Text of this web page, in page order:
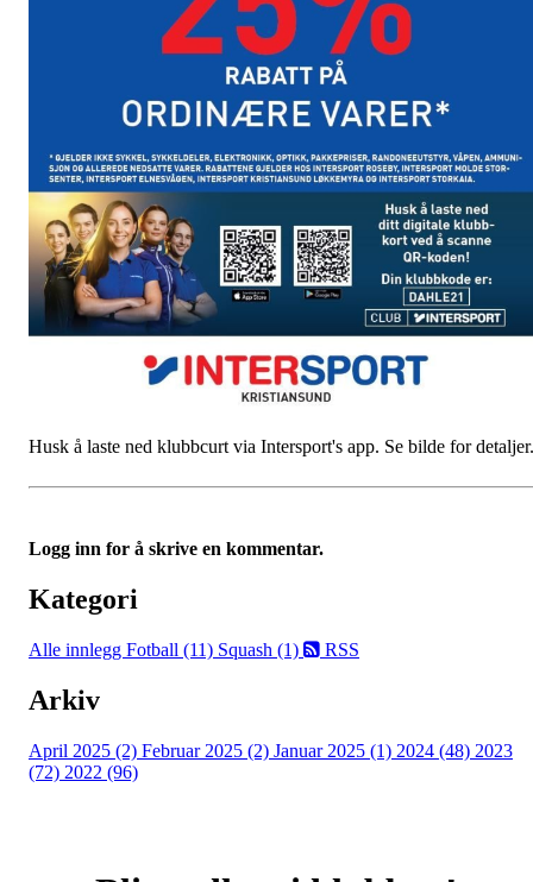
Husk å laste ned klubbcurt via Intersport's app. Se bilde for detaljer.
Logg inn for å skrive en kommentar.
Kategori
Alle innlegg Fotball (11) Squash (1) RSS
Arkiv
April 2025 (2) Februar 2025 (2) Januar 2025 (1) 2024 (48) 2023
(72) 2022 (96)